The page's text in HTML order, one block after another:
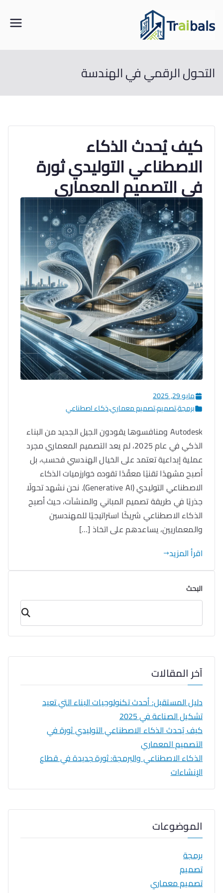
إلى
المحتوى
من مواقع البناء إلى خوارزميات الذكاء
التحول الرقمي في الهندسة
كيف يُحدث الذكاء
الاصطناعي التوليدي ثورة
في التصميم المعماري
مايو 29, 2025
برمجة،تصميم،تصميم معماري،ذكاء اصطناعي
Autodesk ومنافسوها يقودون الجيل الجديد من البناء
الذكي في عام 2025، لم يعد التصميم المعماري مجرد
عملية إبداعية تعتمد على الخيال الهندسي فحسب، بل
أصبح مشهدًا تقنيًا معقّدًا تقوده خوارزميات الذكاء
الاصطناعي التوليدي (Generative AI). نحن نشهد تحولًا
جذريًا في طريقة تصميم المباني والمنشآت، حيث أصبح
الذكاء الاصطناعي شريكًا استراتيجيًا للمهندسين
والمعماريين، يساعدهم على اتخاذ […]
اقرأ المزيد
البحث
البحث
آخر المقالات
دليل المستقبل: أحدث تكنولوجيات البناء التي تعيد
تشكيل الصناعة في 2025
كيف يُحدث الذكاء الاصطناعي التوليدي ثورة في
التصميم المعماري
الذكاء الاصطناعي والبرمجة: ثورة جديدة في قطاع
الإنشاءات
الموضوعات
برمجة
تصميم
تصميم معماري